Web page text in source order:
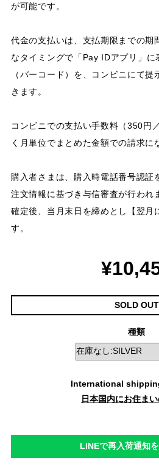
が可能です。
代金の支払いは、支払期限までの期
なタイミングで「Pay IDアプリ」に
（バーコード）を、コンビニにて
きます。
コンビニでの支払い手数料（350円
く月単位でまとめた金額での請求に
購入者さまは、購入時電話番号認証
注文情報に基づき与信審査が行われ
確定後、当月末日を締めとし【翌月
す。
SOLD OUT
種類
International
日本国内にお住ま
LINEで再入荷通知